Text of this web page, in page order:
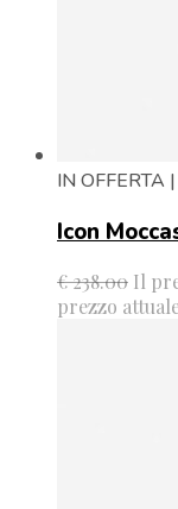
IN OFFERTA
Icon
€238.00 Il
prezzo